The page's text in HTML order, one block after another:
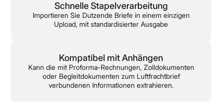
Schnelle Stapelverarbeitung
Importieren Sie Dutzende Briefe in einem einzigen
Upload, mit standardisierter Ausgabe
Kompatibel mit Anhängen
Kann die mit Proforma-Rechnungen, Zolldokumenten
oder Begleitdokumenten zum Luftfrachtbrief
verbundenen Informationen extrahieren.